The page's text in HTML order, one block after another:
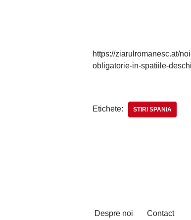
https://ziarulromanesc.at/
obligatorie-in-spatiile-
Etichete: STIRI SPANIA
Despre noi Contact